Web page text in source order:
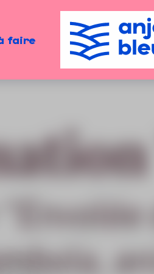
faire